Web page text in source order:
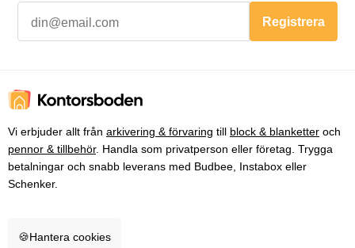
Registrera
Vi erbjuder allt från arkivering & förvaring till block & blanketter och
pennor & tillbehör. Handla som privatperson eller företag. Trygga
betalningar och snabb leverans med Budbee, Instabox eller
Schenker.
🍪Hantera cookies